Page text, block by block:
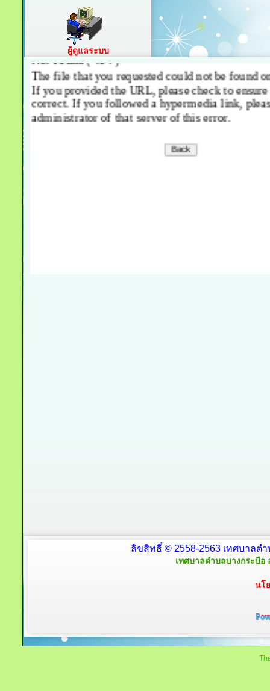
ผู้ดูแลระบบ
ลิขสิทธิ์ © 2558-2563 เทศบาลต
เทศบาลตำบลบางกระบือ
นโ